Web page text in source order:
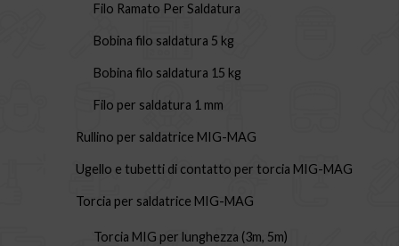
Filo Ramato Per Saldatura
Bobina filo saldatura 5 kg
Bobina filo saldatura 15 kg
Filo per saldatura 1 mm
Rullino per saldatrice MIG-MAG
Ugello e tubetti di contatto per torcia MIG-MAG
Torcia per saldatrice MIG-MAG
Torcia MIG per lunghezza (3m, 5m)